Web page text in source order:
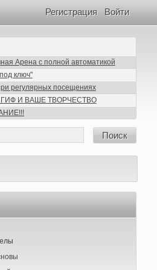
Войти
Регистрация
Арена с полной автоматикой
ключ"
регулярных посещениях
И ВАШЕ ТВОРЧЕСТВО
Поиск